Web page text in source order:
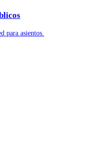
para asientos.